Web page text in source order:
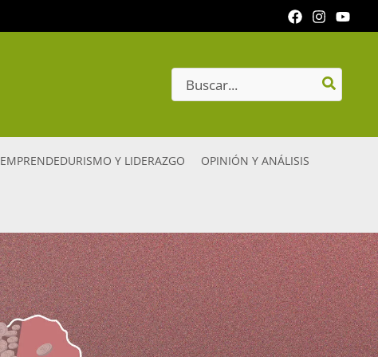
Search
for:
EMPRENDEDURISMO Y LIDERAZGO OPINIÓN Y ANÁLISIS